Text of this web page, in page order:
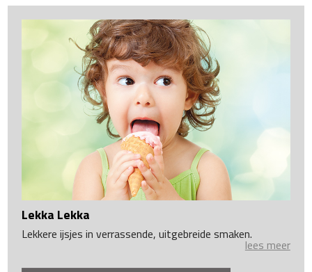
Lekka Lekka
Lekkere ijsjes in verrassende, uitgebreide smaken.
lees meer